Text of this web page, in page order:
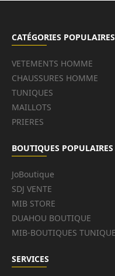
CATÉGORIES POPULAIRES
VETEMENTS HOMME
CHAUSSURES HOMME
TUNIQUES
MAILLOTS
PRIERES
BOUTIQUES POPULAIRES
JoBoutique
SDJ VENTE
MIB STORE
DUAHOU BOUTIQUE
MIB-BOUTIQUES
SERVICES